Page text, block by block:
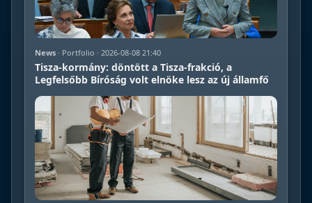
News · Portfolio · 2026-08-08 21:40
Tisza-kormány: döntött a Tisza-frakció, a
Legfelsőbb Bíróság volt elnöke lesz az új államfő